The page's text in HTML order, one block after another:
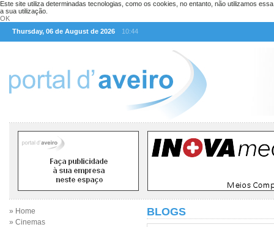
Este site utiliza determinadas tecnologias, como os cookies, no entanto, não utilizamos
a sua utilização.
OK
Thursday, 06 de August de 2026
10:44
» Home
» Cinemas
BLOGS